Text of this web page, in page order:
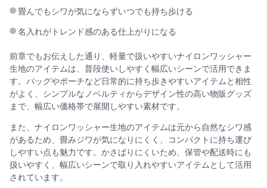
畳んでもシワが気にならずいつでも持ち歩ける
名入れがトレンド感のある仕上がりになる
前章でもお伝えした通り、軽量で扱いやすいナイロンワッシャー
生地のアイテムは、普段使いしやすく幅広いシーンで活用できま
す。バッグやポーチなど日常的に持ち歩きやすいアイテムと相性
がよく、シンプルなノベルティからデザイン性の高い物販グッズ
まで、幅広い価格帯で展開しやすい素材です。
また、ナイロンワッシャー生地のアイテムは元から自然なシワ感
があるため、畳みジワが気になりにくく、コンパクトに持ち運び
しやすい点も魅力です。かさばりにくいため、保管や配送時にも
扱いやすく、幅広いシーンで取り入れやすいアイテムとして活用
されています。